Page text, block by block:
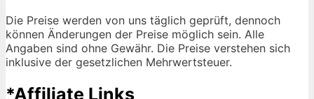
Die Preise werden von uns täglich geprüft, dennoch
können Änderungen der Preise möglich sein. Alle
Angaben sind ohne Gewähr. Die Preise verstehen sich
inklusive der gesetzlichen Mehrwertsteuer.
*Affiliate Links